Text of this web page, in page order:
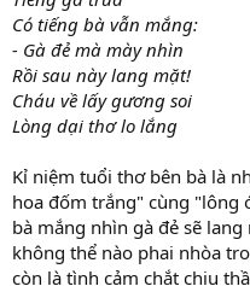
Có tiếng bà vẫn mắng:
- Gà đẻ mà mày nhìn
Rồi sau này lang mặt!
Cháu về lấy gương soi
Lòng dại thơ lo lắng
Kỉ niệm tuổi thơ bên bà là
hoa đốm trắng" cùng "lông
bà mắng nhìn gà đẻ sẽ
không thể nào phai nhòa
còn là tình cảm chắt chiu